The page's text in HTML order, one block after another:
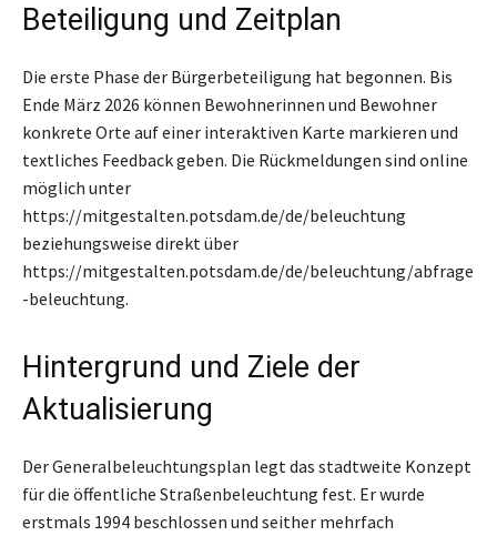
Beteiligung und Zeitplan
Die erste Phase der Bürgerbeteiligung hat begonnen. Bis
Ende März 2026 können Bewohnerinnen und Bewohner
konkrete Orte auf einer interaktiven Karte markieren und
textliches Feedback geben. Die Rückmeldungen sind online
möglich unter
https://mitgestalten.potsdam.de/de/beleuchtung
beziehungsweise direkt über
https://mitgestalten.potsdam.de/de/beleuchtung/abfrage
-beleuchtung.
Hintergrund und Ziele der
Aktualisierung
Der Generalbeleuchtungsplan legt das stadtweite Konzept
für die öffentliche Straßenbeleuchtung fest. Er wurde
erstmals 1994 beschlossen und seither mehrfach